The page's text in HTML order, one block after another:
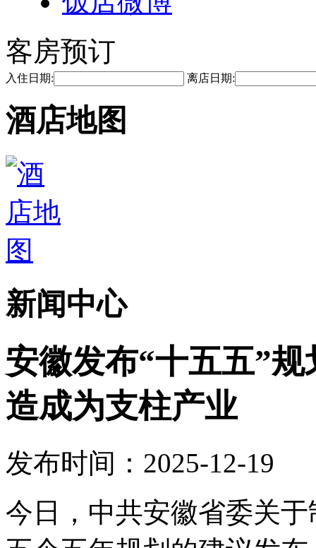
客房预订
入住日期: 离店日期:
酒店地图
新闻中心
安徽发布“十五五”
造成为支柱产业
发布时间：2025-12-19
今日，中共安徽省委关